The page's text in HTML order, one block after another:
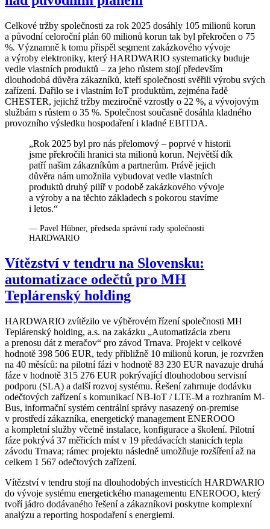
Celkové tržby společnosti za rok 2025 dosáhly 105 milionů korun
a původní celoroční plán 60 milionů korun tak byl překročen o 75
%. Významně k tomu přispěl segment zakázkového vývoje
a výroby elektroniky, který HARDWARIO systematicky buduje
vedle vlastních produktů – za jeho růstem stojí především
dlouhodobá důvěra zákazníků, kteří společnosti svěřili výrobu svých
zařízení. Dařilo se i vlastním IoT produktům, zejména řadě
CHESTER, jejichž tržby meziročně vzrostly o 22 %, a vývojovým
službám s růstem o 35 %. Společnost současně dosáhla kladného
provozního výsledku hospodaření i kladné EBITDA.
„Rok 2025 byl pro nás přelomový – poprvé v historii
jsme překročili hranici sta milionů korun. Největší dík
patří našim zákazníkům a partnerům. Právě jejich
důvěra nám umožnila vybudovat vedle vlastních
produktů druhý pilíř v podobě zakázkového vývoje
a výroby a na těchto základech s pokorou stavíme
i letos.“
— Pavel Hübner, předseda správní rady společnosti
HARDWARIO
Vítězství v tendru na Slovensku:
automatizace odečtů pro MH
Teplárenský holding
HARDWARIO zvítězilo ve výběrovém řízení společnosti MH
Teplárenský holding, a.s. na zakázku „Automatizácia zberu
a prenosu dát z meračov“ pro závod Trnava. Projekt v celkové
hodnotě 398 506 EUR, tedy přibližně 10 milionů korun, je rozvržen
na 40 měsíců: na pilotní fázi v hodnotě 83 230 EUR navazuje druhá
fáze v hodnotě 315 276 EUR pokrývající dlouhodobou servisní
podporu (SLA) a další rozvoj systému. Řešení zahrnuje dodávku
odečtových zařízení s komunikací NB-IoT / LTE-M a rozhraním M-
Bus, informační systém centrální správy nasazený on-premise
v prostředí zákazníka, energetický management ENEROOO
a kompletní služby včetně instalace, konfigurace a školení. Pilotní
fáze pokrývá 37 měřicích míst v 19 předávacích stanicích tepla
závodu Trnava; rámec projektu následně umožňuje rozšíření až na
celkem 1 567 odečtových zařízení.
Vítězství v tendru stojí na dlouhodobých investicích HARDWARIO
do vývoje systému energetického managementu ENEROOO, který
tvoří jádro dodávaného řešení a zákazníkovi poskytne komplexní
analýzu a reporting hospodaření s energiemi.